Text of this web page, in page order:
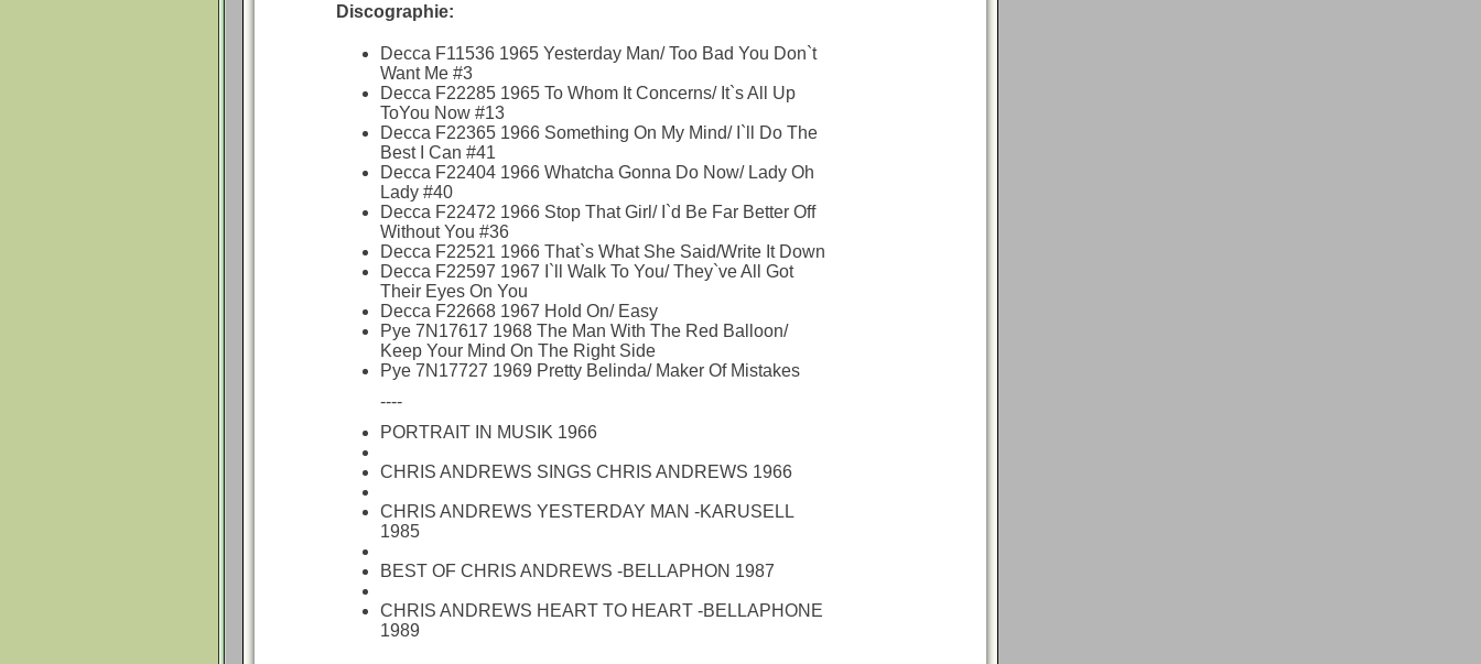
Discographie:
Decca F11536 1965 Yesterday Man/ Too Bad You Don`t
Want Me #3
Decca F22285 1965 To Whom It Concerns/ It`s All Up
ToYou Now #13
Decca F22365 1966 Something On My Mind/ I`ll Do The
Best I Can #41
Decca F22404 1966 Whatcha Gonna Do Now/ Lady Oh
Lady #40
Decca F22472 1966 Stop That Girl/ I`d Be Far Better Off
Without You #36
Decca F22521 1966 That`s What She Said/Write It Down
Decca F22597 1967 I`ll Walk To You/ They`ve All Got
Their Eyes On You
Decca F22668 1967 Hold On/ Easy
Pye 7N17617 1968 The Man With The Red Balloon/
Keep Your Mind On The Right Side
Pye 7N17727 1969 Pretty Belinda/ Maker Of Mistakes
----
PORTRAIT IN MUSIK 1966
CHRIS ANDREWS SINGS CHRIS ANDREWS 1966
CHRIS ANDREWS YESTERDAY MAN -KARUSELL
1985
BEST OF CHRIS ANDREWS -BELLAPHON 1987
CHRIS ANDREWS HEART TO HEART -BELLAPHONE
1989